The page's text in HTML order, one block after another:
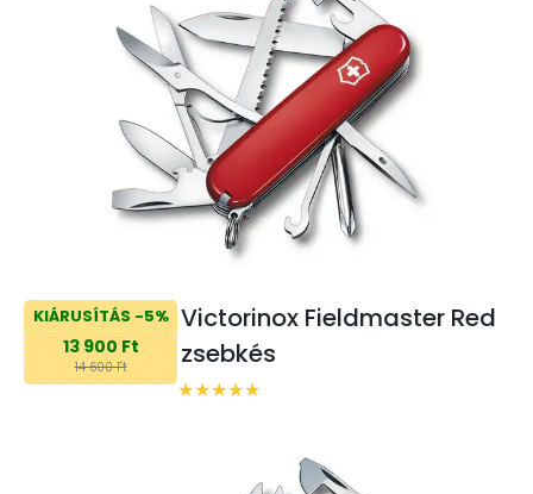
KIÁRUSÍTÁS -5%
13 900 Ft
14 600 Ft
Victorinox Fieldmaster Red
zsebkés